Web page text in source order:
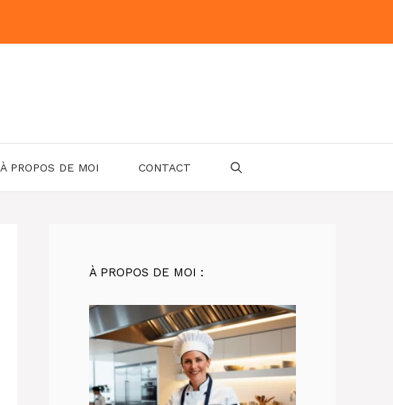
À PROPOS DE MOI CONTACT
À PROPOS DE MOI :